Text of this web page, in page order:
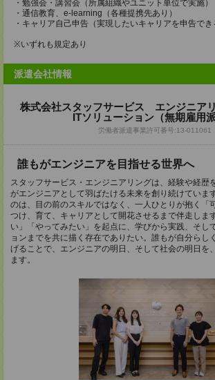
・勉強会・講習会（所属組織やユニット単位で実施）
・通信教育、e-learning（各種提携先あり）
・キャリア自己申告（実現したいキャリアを申告でき
※いずれも規定あり
派遣会社情報
株式会社スタッフサービス エンジニア
ITソリューション（無期雇用派
労働者派遣事業許可番号:13-011061
誰もがエンジニアを目指せる世界へ
スタッフサービス・エンジニアリングは、経験や経歴
がエンジニアとして羽ばたける未来を創り続けていま
のは、目の前のスキルではなく、一人ひとりが抱く「
つけ、育て、キャリアとして開花させるまで伴走しま
い」「やってみたい」を起点に、学びから実践、そし
ョンまでを共に描く存在でありたい。誰もが自分らし
げることで、エンジニアの明日、そして社会の明日を
ます。